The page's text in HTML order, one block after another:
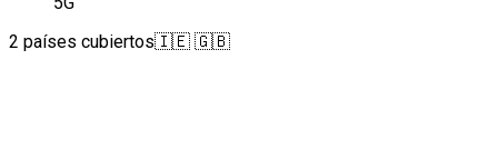
2 países cubiertos🇮🇪 🇬🇧